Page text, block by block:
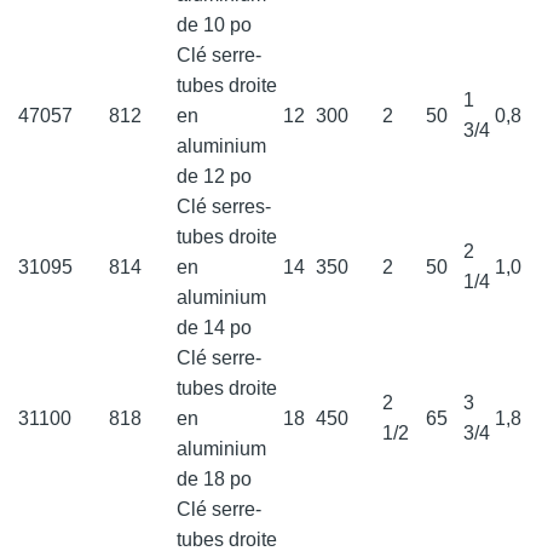
de 10 po
47057 812
Clé serre-
tubes droite
en
aluminium
de 12 po
12 300 2 50
1
3/4
0,8
31095 814
Clé serres-
tubes droite
en
aluminium
de 14 po
14 350 2 50
2
1/4
1,0
31100 818
Clé serre-
tubes droite
en
aluminium
de 18 po
18 450
2
1/2
65
3
3/4
1,8
Clé serre-
tubes droite